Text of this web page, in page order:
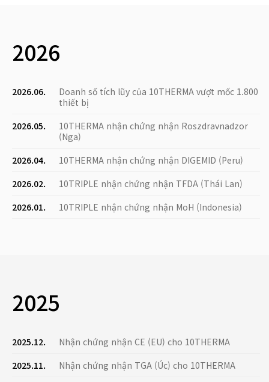
2026
2026.06.
Doanh số tích lũy của 10THERMA vượt mốc 1.800
thiết bị
2026.05.
10THERMA nhận chứng nhận Roszdravnadzor
(Nga)
2026.04.
10THERMA nhận chứng nhận DIGEMID (Peru)
2026.02.
10TRIPLE nhận chứng nhận TFDA (Thái Lan)
2026.01.
10TRIPLE nhận chứng nhận MoH (Indonesia)
2025
2025.12.
Nhận chứng nhận CE (EU) cho 10THERMA
2025.11.
Nhận chứng nhận TGA (Úc) cho 10THERMA